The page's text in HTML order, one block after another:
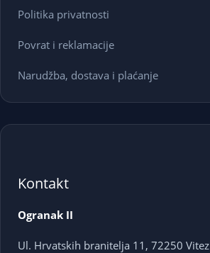
Politika privatnosti
Povrat i reklamacije
Narudžba, dostava i plaćanje
Kontakt
Ogranak II
Ul. Hrvatskih branitelja 11, 72250 Vitez